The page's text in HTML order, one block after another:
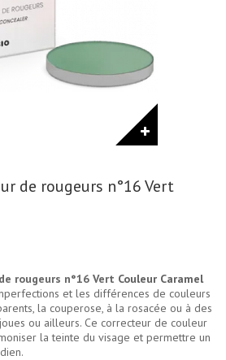
de rougeurs n°16 Vert
rougeurs n°16 Vert Couleur Caramel
et les différences de couleurs
la couperose, à la rosacée ou à des
ou ailleurs. Ce correcteur de couleur
la teinte du visage et permettre un